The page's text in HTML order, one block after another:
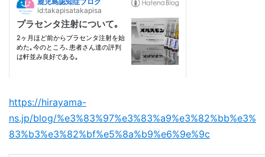
https://hirayama-
ns.jp/blog/%e3%83%97%e3%83%a9%e3%82%bb%e3%
83%b3%e3%82%bf%e5%8a%b9%e6%9e%9c